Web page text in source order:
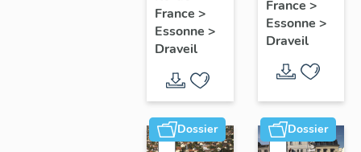
France >
Essonne >
Draveil
Seine
France >
Essonne >
Draveil
Dossier Dossier